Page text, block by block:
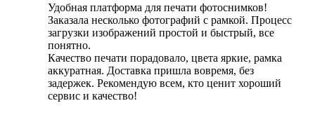
Удобная платформа для печати фотоснимков!
Заказала несколько фотографий с рамкой. Процесс
загрузки изображений простой и быстрый, все
понятно.
Качество печати порадовало, цвета яркие, рамка
аккуратная. Доставка пришла вовремя, без
задержек. Рекомендую всем, кто ценит хороший
сервис и качество!